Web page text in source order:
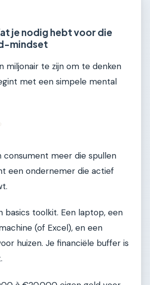
je nodig hebt voor die
mindset
miljonair te zijn om te denken
met een simpele mental
consument meer die spullen
een ondernemer die actief
basics toolkit. Een laptop, een
(of Excel), en een
huizen. Je financiële buffer is